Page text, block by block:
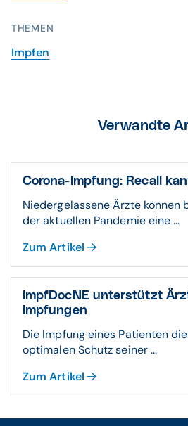
THEMEN
Impfen
Verwandte
Corona-Impfung: Recall
Niedergelassene Ärzte können
der aktuellen Pandemie eine ...
Zum Artikel
ImpfDocNE unterstützt
Impfungen
Die Impfung eines Patienten
optimalen Schutz seiner ...
Zum Artikel